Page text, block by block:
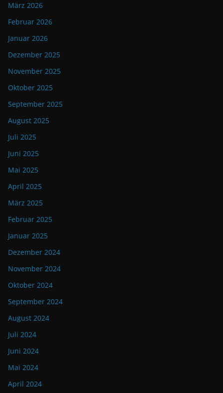
März 2026
Februar 2026
Januar 2026
Dezember 2025
November 2025
Oktober 2025
September 2025
August 2025
Juli 2025
Juni 2025
Mai 2025
April 2025
März 2025
Februar 2025
Januar 2025
Dezember 2024
November 2024
Oktober 2024
September 2024
August 2024
Juli 2024
Juni 2024
Mai 2024
April 2024